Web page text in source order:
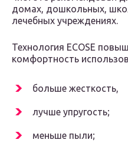
домах, дошкольных,
лечебных учреждениях.
Технология ECOSE
комфортность
больше жесткость,
лучше упругость;
меньше пыли;